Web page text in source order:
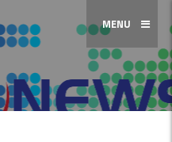
MENU